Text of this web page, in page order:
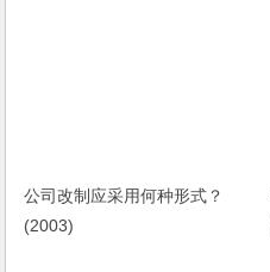
公司改制应采用何种形式？
(2003)